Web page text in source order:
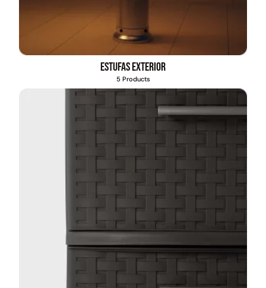
Estufas exterior
5 Products